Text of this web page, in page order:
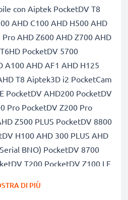
con Aiptek PocketDV T8
AHD C100 AHD H500 AHD
AHD Z600 AHD Z700 AHD
PocketDV 5700
A100 AHD AF1 AHD H125
T8 Aiptek3D i2 PocketCam
PocketDV AHD200 PocketDV
Pro PocketDV Z200 Pro
Z500 PLUS PocketDV 8800
H100 AHD 300 PLUS AHD
BNO) PocketDV 8700
T200 PocketDV Z100 LE
DI PIÙ